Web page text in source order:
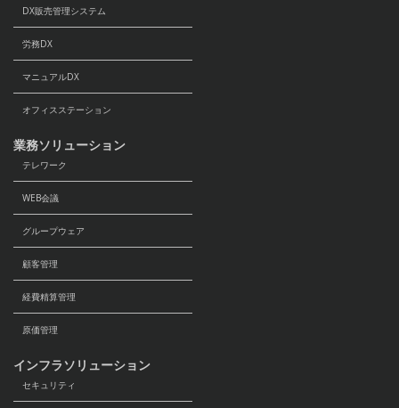
DX販売管理システム
労務DX
マニュアルDX
オフィスステーション
業務ソリューション
テレワーク
WEB会議
グループウェア
顧客管理
経費精算管理
原価管理
インフラソリューション
セキュリティ